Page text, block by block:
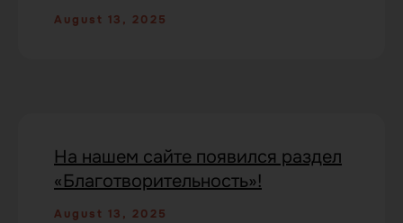
August 13, 2025
На нашем сайте появился раздел
«Благотворительность»!
August 13, 2025